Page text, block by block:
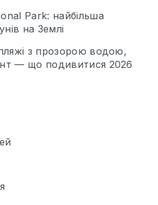
Park: найбільша
на Землі
з прозорою водою,
— що подивитися 2026